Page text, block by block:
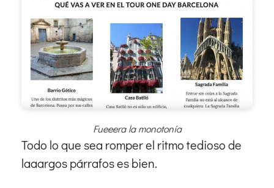
Fueeera la monotonía
Todo lo que sea romper el ritmo tedioso de
laaargos párrafos es bien.